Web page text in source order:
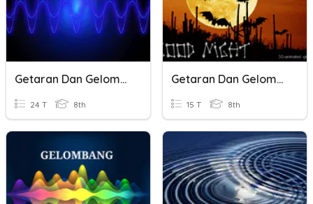
Getaran Dan Gelombang
24 T 8th
Getaran Dan Gelombang
15 T 8th